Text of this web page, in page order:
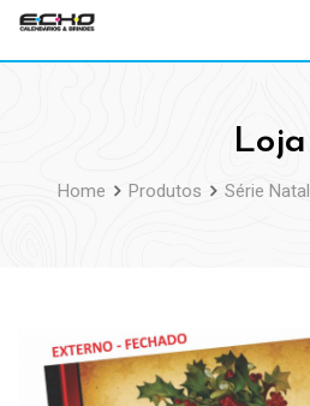
Loja
Home Produtos Série Natal